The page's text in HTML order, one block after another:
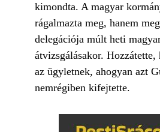
kimondta. A magyar
rágalmazta meg, hanem
delegációja múlt heti
átvizsgálásakor.
az ügyletnek, ahogyan azt
nemrégiben kifejtette.